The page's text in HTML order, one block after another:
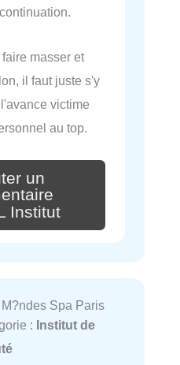
masser et
il faut juste s'y
victime
au top.
un
Institut
Spa Paris
: Institut de